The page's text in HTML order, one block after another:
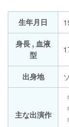
生年月日
身長 , 血液
型
出身地
主な出演作